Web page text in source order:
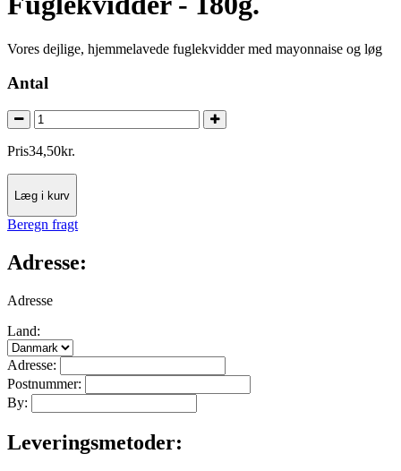
Vores dejlige, hjemmelavede fuglekvidder med mayonnaise og løg
Antal
Pris34,50kr.
Læg i kurv
Beregn fragt
Adresse:
Adresse
Land:
Adresse:
Postnummer:
By:
Leveringsmetoder: